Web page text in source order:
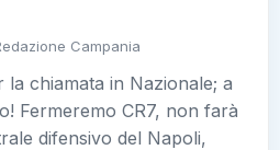
Campania
chiamata in Nazionale; a
Fermeremo CR7, non farà
difensivo del Napoli,